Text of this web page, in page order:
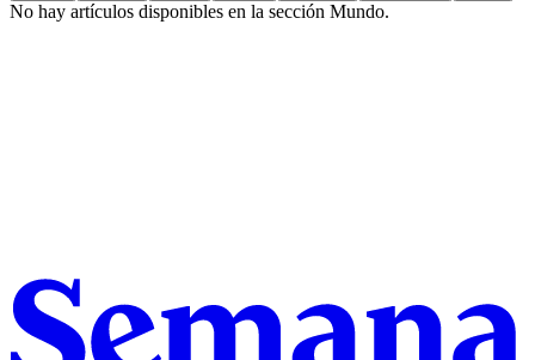
No hay artículos disponibles en la sección Mundo.